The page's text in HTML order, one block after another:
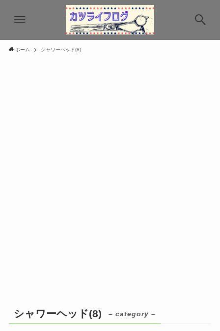
ホーム シャワーヘッド(8)
シャワーヘッド(8) – category –